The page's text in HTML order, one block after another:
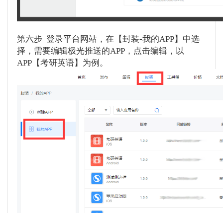
第六步 登录平台网站，在【封装-我的APP】中选
择，需要编辑极光推送的APP，点击编辑，以
APP【考研英语】为例。